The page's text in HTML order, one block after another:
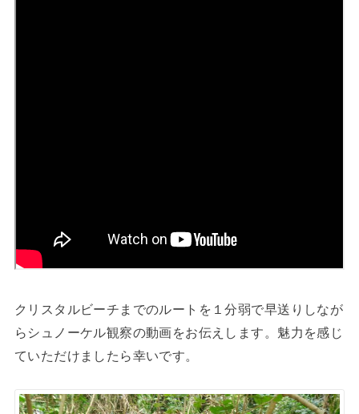
クリスタルビーチまでのルートを１分弱で早送りしなが
らシュノーケル観察の動画をお伝えします。魅力を感じ
ていただけましたら幸いです。